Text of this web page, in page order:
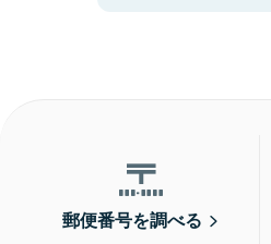
郵便番号を調べる